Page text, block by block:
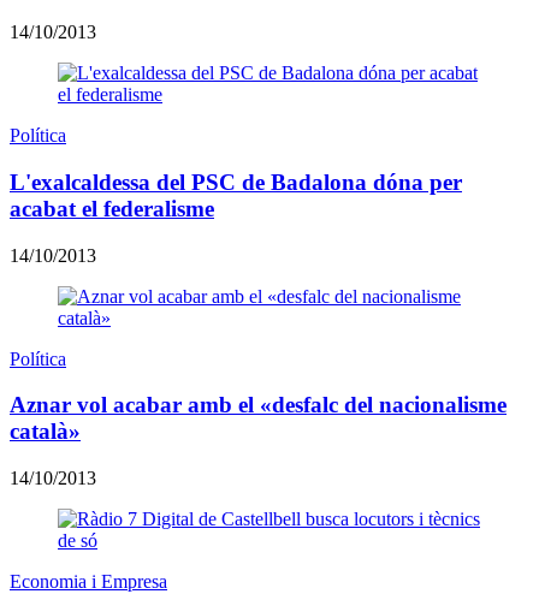
14/10/2013
Política
L'exalcaldessa del PSC de Badalona dóna per
acabat el federalisme
14/10/2013
Política
Aznar vol acabar amb el «desfalc del nacionalisme
català»
14/10/2013
Economia i Empresa